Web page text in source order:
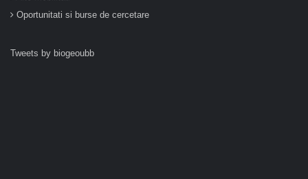
Oportunitati si burse de cercetare
Tweets by biogeoubb